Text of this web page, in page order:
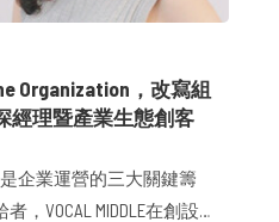
Organization，改寫組
經理暨產業生態創客
企業運營的三大關鍵籌
，VOCAL MIDDLE在創設